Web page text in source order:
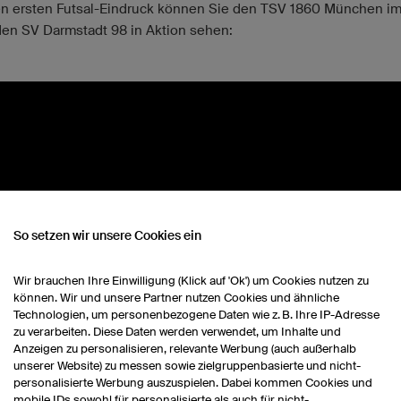
ersten Futsal-Eindruck können Sie den TSV 1860 München
SV Darmstadt 98 in Aktion sehen:
So setzen wir unsere Cookies ein
Wir brauchen Ihre Einwilligung (Klick auf 'Ok') um Cookies nutzen zu
können. Wir und unsere Partner nutzen Cookies und ähnliche
Technologien, um personenbezogene Daten wie z. B. Ihre IP-Adresse
zu verarbeiten. Diese Daten werden verwendet, um Inhalte und
Anzeigen zu personalisieren, relevante Werbung (auch außerhalb
unserer Website) zu messen sowie zielgruppenbasierte und nicht-
personalisierte Werbung auszuspielen. Dabei kommen Cookies und